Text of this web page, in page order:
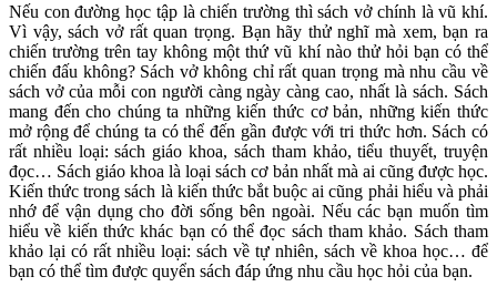
Nếu con đường học tập là chiến trường thì sách vở chính là vũ khí.
Vì vậy, sách vở rất quan trọng. Bạn hãy thử nghĩ mà xem, bạn ra
chiến trường trên tay không một thứ vũ khí nào thử hỏi bạn có thể
chiến đấu không? Sách vở không chỉ rất quan trọng mà nhu cầu về
sách vở của mỗi con người càng ngày càng cao, nhất là sách. Sách
mang đến cho chúng ta những kiến thức cơ bản, những kiến thức
mở rộng để chúng ta có thể đến gần được với tri thức hơn. Sách có
rất nhiều loại: sách giáo khoa, sách tham khảo, tiểu thuyết, truyện
đọc… Sách giáo khoa là loại sách cơ bản nhất mà ai cũng được học.
Kiến thức trong sách là kiến thức bắt buộc ai cũng phải hiểu và phải
nhớ để vận dụng cho đời sống bên ngoài. Nếu các bạn muốn tìm
hiểu về kiến thức khác bạn có thể đọc sách tham khảo. Sách tham
khảo lại có rất nhiều loại: sách về tự nhiên, sách về khoa học… để
bạn có thể tìm được quyển sách đáp ứng nhu cầu học hỏi của bạn.